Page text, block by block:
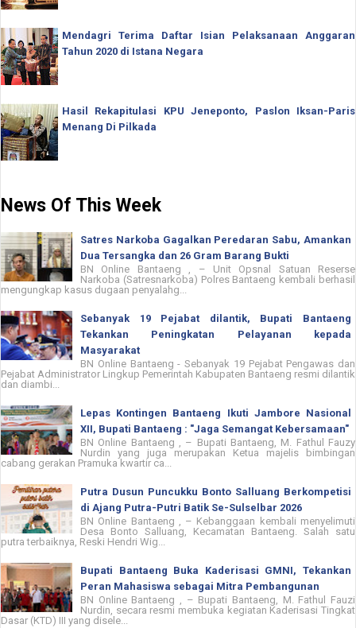
Mendagri Terima Daftar Isian Pelaksanaan Anggaran
Tahun 2020 di Istana Negara
Hasil Rekapitulasi KPU Jeneponto, Paslon Iksan-Paris
Menang Di Pilkada
News Of This Week
Satres Narkoba Gagalkan Peredaran Sabu, Amankan
Dua Tersangka dan 26 Gram Barang Bukti
BN Online Bantaeng , – Unit Opsnal Satuan Reserse
Narkoba (Satresnarkoba) Polres Bantaeng kembali berhasil
mengungkap kasus dugaan penyalahg...
Sebanyak 19 Pejabat dilantik, Bupati Bantaeng
Tekankan Peningkatan Pelayanan kepada
Masyarakat
BN Online Bantaeng - Sebanyak 19 Pejabat Pengawas dan
Pejabat Administrator Lingkup Pemerintah Kabupaten Bantaeng resmi dilantik
dan diambi...
Lepas Kontingen Bantaeng Ikuti Jambore Nasional
XII, Bupati Bantaeng : "Jaga Semangat Kebersamaan"
BN Online Bantaeng , – Bupati Bantaeng, M. Fathul Fauzy
Nurdin yang juga merupakan Ketua majelis bimbingan
cabang gerakan Pramuka kwartir ca...
Putra Dusun Puncukku Bonto Salluang Berkompetisi
di Ajang Putra-Putri Batik Se-Sulselbar 2026
BN Online Bantaeng , – Kebanggaan kembali menyelimuti
Desa Bonto Salluang, Kecamatan Bantaeng. Salah satu
putra terbaiknya, Reski Hendri Wig...
Bupati Bantaeng Buka Kaderisasi GMNI, Tekankan
Peran Mahasiswa sebagai Mitra Pembangunan
BN Online Bantaeng , – Bupati Bantaeng, M. Fathul Fauzi
Nurdin, secara resmi membuka kegiatan Kaderisasi Tingkat
Dasar (KTD) III yang disele...